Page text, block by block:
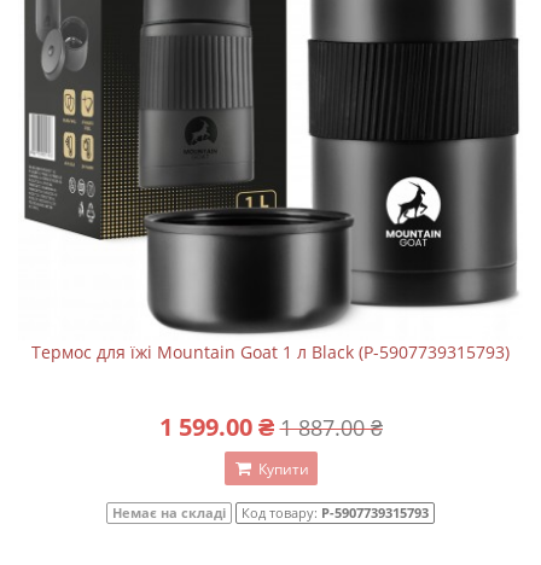
Термос для їжі Mountain Goat 1 л Black (P-5907739315793)
1 599.00 ₴ 1 887.00 ₴
Купити
Немає на складі Код товару: P-5907739315793